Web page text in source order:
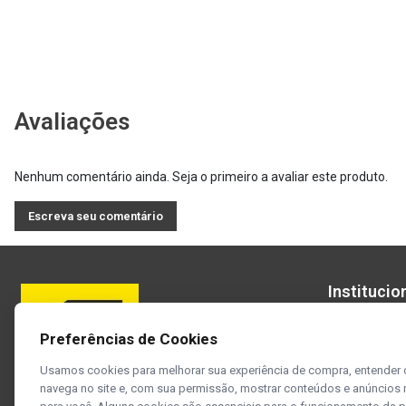
Avaliações
Nenhum comentário ainda. Seja o primeiro a avaliar este produto.
Escreva seu comentário
Acompanhe nossas redes sociais
Código de
Trabalhe
Preferências de Cookies
Usamos cookies para melhorar sua experiência de compra, entender
navega no site e, com sua permissão, mostrar conteúdos e anúncios